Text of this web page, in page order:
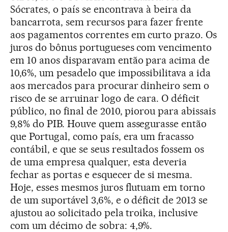
Sócrates, o país se encontrava à beira da
bancarrota, sem recursos para fazer frente
aos pagamentos correntes em curto prazo. Os
juros do bônus portugueses com vencimento
em 10 anos disparavam então para acima de
10,6%, um pesadelo que impossibilitava a ida
aos mercados para procurar dinheiro sem o
risco de se arruinar logo de cara. O déficit
público, no final de 2010, piorou para abissais
9,8% do PIB. Houve quem assegurasse então
que Portugal, como país, era um fracasso
contábil, e que se seus resultados fossem os
de uma empresa qualquer, esta deveria
fechar as portas e esquecer de si mesma.
Hoje, esses mesmos juros flutuam em torno
de um suportável 3,6%, e o déficit de 2013 se
ajustou ao solicitado pela troika, inclusive
com um décimo de sobra: 4,9%.